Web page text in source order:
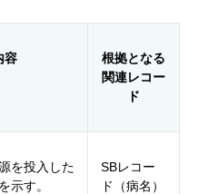
容
根拠となる
関連レコー
ド
を投入した
示す。
SBレコー
ド（病名）